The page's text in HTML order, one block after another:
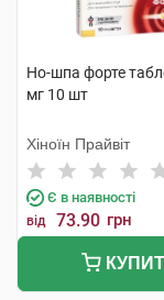
Но-шпа форте
мг 10 шт
Хіноїн Прайвіт
Є в наявності
від 73.90 грн